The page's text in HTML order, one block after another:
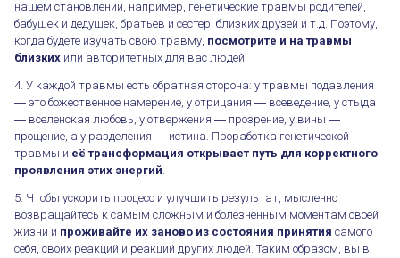
нашем становлении, например, генетические травмы родителей,
бабушек и дедушек, братьев и сестер, близких друзей и т.д. Поэтому,
когда будете изучать свою травму, посмотрите и на травмы
близких или авторитетных для вас людей.
4. У каждой травмы есть обратная сторона: у травмы подавления
― это божественное намерение, у отрицания ― всеведение, у стыда
― вселенская любовь, у отвержения ― прозрение, у вины ―
прощение, а у разделения ― истина. Проработка генетической
травмы и её трансформация открывает путь для корректного
проявления этих энергий.
5. Чтобы ускорить процесс и улучшить результат, мысленно
возвращайтесь к самым сложным и болезненным моментам своей
жизни и проживайте их заново из состояния принятия самого
себя, своих реакций и реакций других людей. Таким образом, вы в